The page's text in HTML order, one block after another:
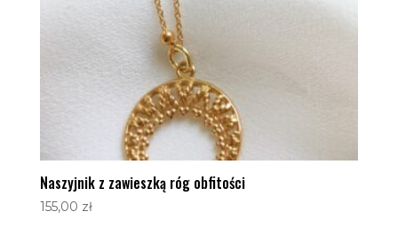
Naszyjnik z zawieszką róg obfitości
155,00 zł